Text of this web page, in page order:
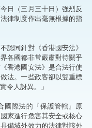
（三月三十日）強烈反
律制度作出毫無根據的指
同針對《香港國安法》
各國都非常嚴肅對待關乎
香港國安法》是合法行使
法。一些政客卻以雙重標
令人訝異。」
際法的『保護管轄』原
家進行危害其安全或核心
備域外效力的法律對該外